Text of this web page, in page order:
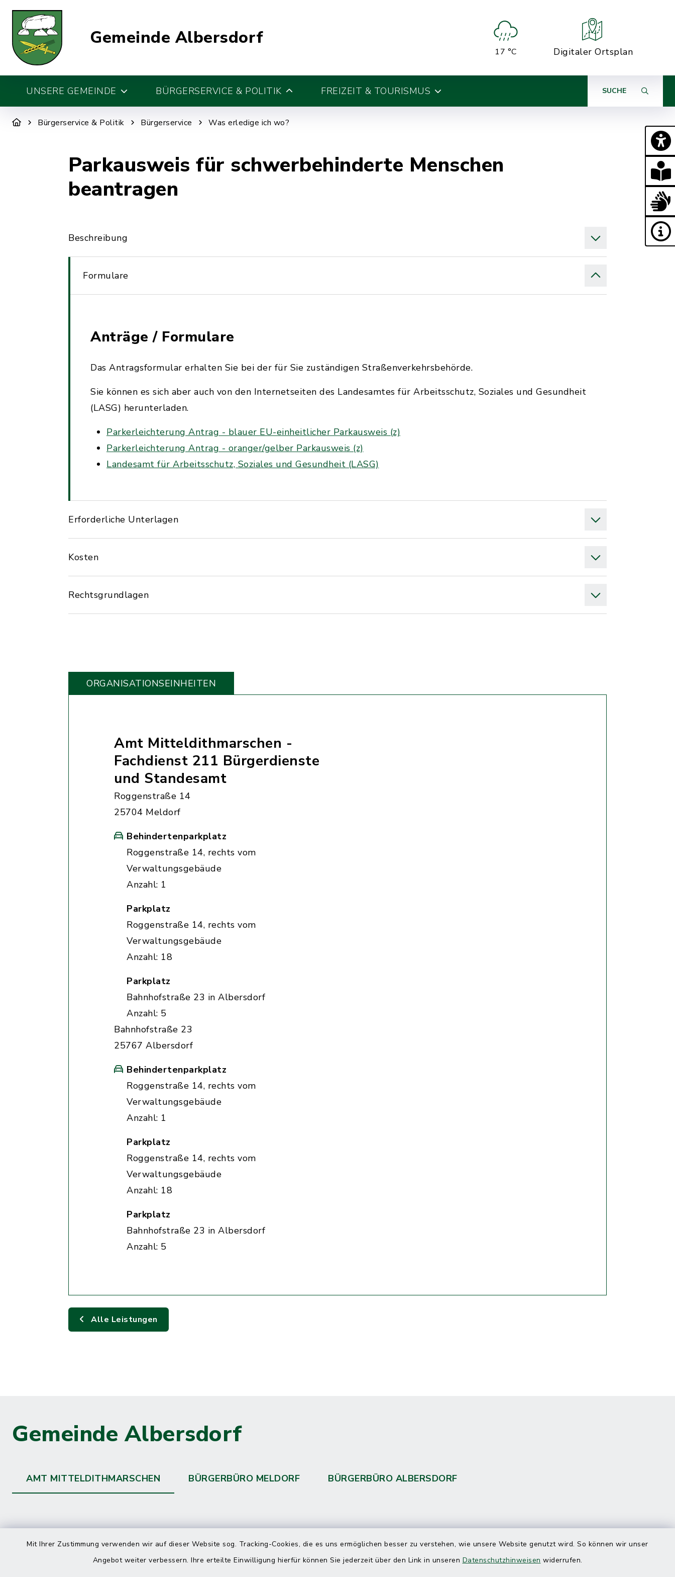
Mit Ihrer Zustimmung verwenden wir auf dieser Website sog. Tracking-Cookies, die es uns ermöglichen besser zu verstehen, wie unsere Website genutzt wird. So können wir unser
Angebot weiter verbessern. Ihre erteilte Einwilligung hierfür können Sie jederzeit über den Link in unseren Datenschutzhinweisen widerrufen.
Gemeinde Albersdorf
17 °C Digitaler Ortsplan
UNSERE GEMEINDE BÜRGERSERVICE & POLITIK FREIZEIT & TOURISMUS SUCHE
Bürgerservice & Politik Bürgerservice Was erledige ich wo?
Parkausweis für schwerbehinderte Menschen
beantragen
Beschreibung
Formulare
Anträge / Formulare
Das Antragsformular erhalten Sie bei der für Sie zuständigen Straßenverkehrsbehörde.
Sie können es sich aber auch von den Internetseiten des Landesamtes für Arbeitsschutz, Soziales und Gesundheit
(LASG) herunterladen.
Parkerleichterung Antrag - blauer EU-einheitlicher Parkausweis (z)
Parkerleichterung Antrag - oranger/gelber Parkausweis (z)
Landesamt für Arbeitsschutz, Soziales und Gesundheit (LASG)
Erforderliche Unterlagen
Kosten
Rechtsgrundlagen
ORGANISATIONS­EINHEITEN
Amt Mitteldithmarschen -
Fachdienst 211 Bürgerdienste
und Standesamt
Roggenstraße 14
25704 Meldorf
Behindertenparkplatz
Roggenstraße 14, rechts vom
Verwaltungsgebäude
Anzahl: 1
Parkplatz
Roggenstraße 14, rechts vom
Verwaltungsgebäude
Anzahl: 18
Parkplatz
Bahnhofstraße 23 in Albersdorf
Anzahl: 5
Bahnhofstraße 23
25767 Albersdorf
Behindertenparkplatz
Roggenstraße 14, rechts vom
Verwaltungsgebäude
Anzahl: 1
Parkplatz
Roggenstraße 14, rechts vom
Verwaltungsgebäude
Anzahl: 18
Parkplatz
Bahnhofstraße 23 in Albersdorf
Anzahl: 5
Alle Leistungen
Gemeinde Albersdorf
AMT MITTELDITHMARSCHEN BÜRGERBÜRO MELDORF BÜRGERBÜRO ALBERSDORF
Kontakt
direkte telefonische Erreichbarkeit per
Durchwahl